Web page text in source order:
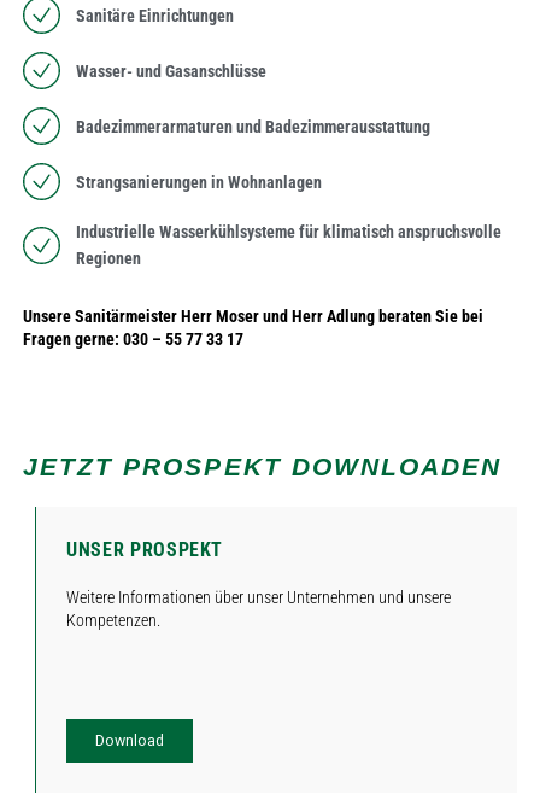
Sanitäre Einrichtungen
Wasser- und Gasanschlüsse
Badezimmerarmaturen und Badezimmerausstattung
Strangsanierungen in Wohnanlagen
Industrielle Wasserkühlsysteme für klimatisch anspruchsvolle
Regionen
Unsere Sanitärmeister Herr Moser und Herr Adlung beraten Sie bei
Fragen gerne: 030 – 55 77 33 17
JETZT PROSPEKT DOWNLOADEN
UNSER PROSPEKT
Weitere Informationen über unser Unternehmen und unsere
Kompetenzen.
Download